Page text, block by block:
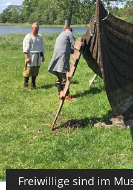
Freiwillige sind im